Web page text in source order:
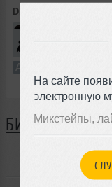
На сайте
электронную
Микстейпы,
DirtyD
Авторский трек
БИОГРАФИЯ